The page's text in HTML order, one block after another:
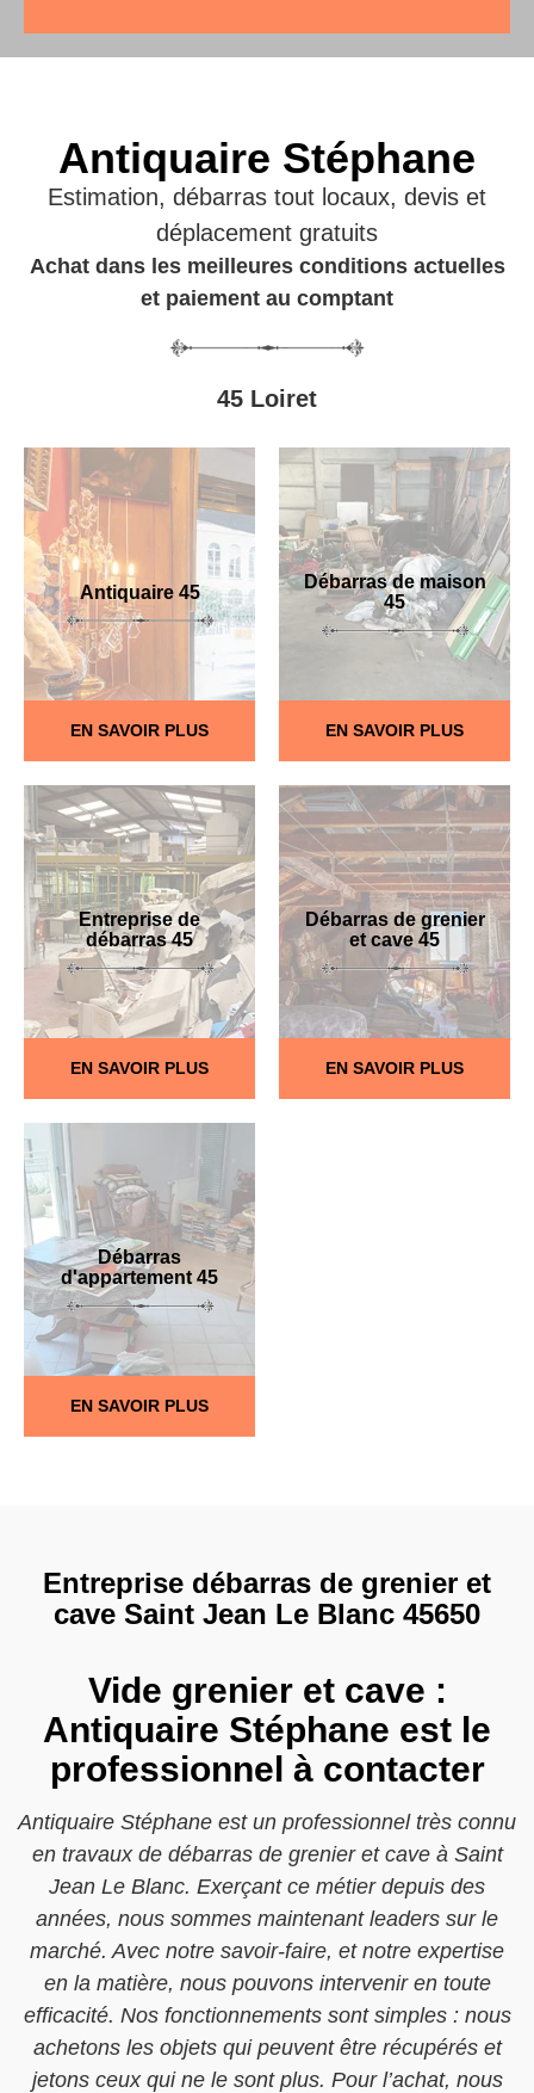
Antiquaire Stéphane
Estimation, débarras tout locaux, devis et
déplacement gratuits
Achat dans les meilleures conditions actuelles
et paiement au comptant
45 Loiret
Antiquaire 45
EN SAVOIR PLUS
Débarras de maison
45
EN SAVOIR PLUS
Entreprise de
débarras 45
EN SAVOIR PLUS
Débarras de grenier
et cave 45
EN SAVOIR PLUS
Débarras
d'appartement 45
EN SAVOIR PLUS
Entreprise débarras de grenier et
cave Saint Jean Le Blanc 45650
Vide grenier et cave :
Antiquaire Stéphane est le
professionnel à contacter
Antiquaire Stéphane est un professionnel très connu
en travaux de débarras de grenier et cave à Saint
Jean Le Blanc. Exerçant ce métier depuis des
années, nous sommes maintenant leaders sur le
marché. Avec notre savoir-faire, et notre expertise
en la matière, nous pouvons intervenir en toute
efficacité. Nos fonctionnements sont simples : nous
achetons les objets qui peuvent être récupérés et
jetons ceux qui ne le sont plus. Pour l’achat, nous